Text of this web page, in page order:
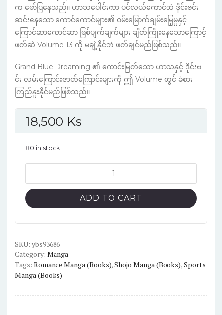
က ဖော်ပြနေသည်။ ဟာသပေါင်းကာ ပင်လယ်ကောင်ထဲ ဒိုင်းဗင်း
ဆင်းနေသော ကောင်ကောင်များ၏ ဝမ်းမြောက်ချမ်းမြေ့မှုနှင့်
ကြောင်ဆာကောင်ဆာ ဖြစ်ပျက်ချက်များ ချိတ်ကြိုးနေသောကြောင့်
ဖတ်ဆဲ Volume 13 ကို မချဲ့နိုင်ဘဲ ဖတ်ချင်မည်ဖြစ်သည်။
Grand Blue Dreaming ၏ ကောင်းမြတ်သော ဟာသနှင့် ဒိုင်းဗ
င်း လမ်းကြောင်းဇာတ်ကြောင်းများကို ဤ Volume တွင် ခံစား
ကြည်နူးနိုင်မည်ဖြစ်သည်။
18,500 Ks
80 in stock
Dreaming
English
Vol.13
quantity
ADD TO CART
SKU: ybs93686
Category: Manga
Tags: Romance Manga (Books),Shojo Manga (Books),Sports
Manga (Books)